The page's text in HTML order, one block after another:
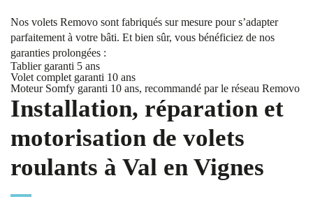
Nos volets Removo sont fabriqués sur mesure pour s’adapter
parfaitement à votre bâti. Et bien sûr, vous bénéficiez de nos
garanties prolongées :
Tablier garanti 5 ans
Volet complet garanti 10 ans
Moteur Somfy garanti 10 ans, recommandé par le réseau Removo
Installation, réparation et
motorisation de volets
roulants à Val en Vignes